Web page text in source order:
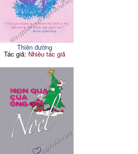
Thiên đường
Tác giả: Nhiều tác giả